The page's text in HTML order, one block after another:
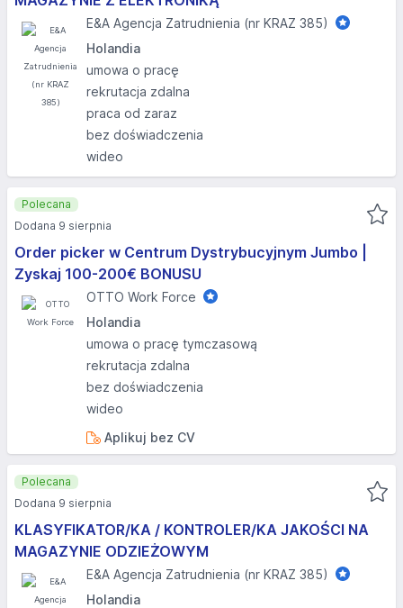
E&A Agencja Zatrudnienia (nr KRAZ 385)
Holandia
umowa o pracę
rekrutacja zdalna
praca od zaraz
bez doświadczenia
wideo
Order picker w Centrum Dystrybucyjnym Jumbo |
Zyskaj 100-200€ BONUSU
OTTO Work Force
Holandia
umowa o pracę tymczasową
rekrutacja zdalna
bez doświadczenia
wideo
Aplikuj bez CV
Polecana
Dodana 9 sierpnia
KLASYFIKATOR/KA / KONTROLER/KA JAKOŚCI NA
MAGAZYNIE ODZIEŻOWYM
E&A Agencja Zatrudnienia (nr KRAZ 385)
Holandia
Polecana
Dodana 9 sierpnia